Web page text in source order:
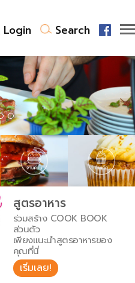
Login Search
ตวง
ถุดิบ
สูตรอาหาร
ร่วมสร้าง COOK BOOK
ส่วนตัว
เพียงแนะนำสูตรอาหารของ
คุณที่นี่
เริ่มเลย!